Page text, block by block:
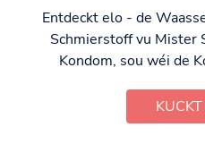
Entdeckt elo - de
Schmierstoff vu Mister
Kondom, sou wéi de